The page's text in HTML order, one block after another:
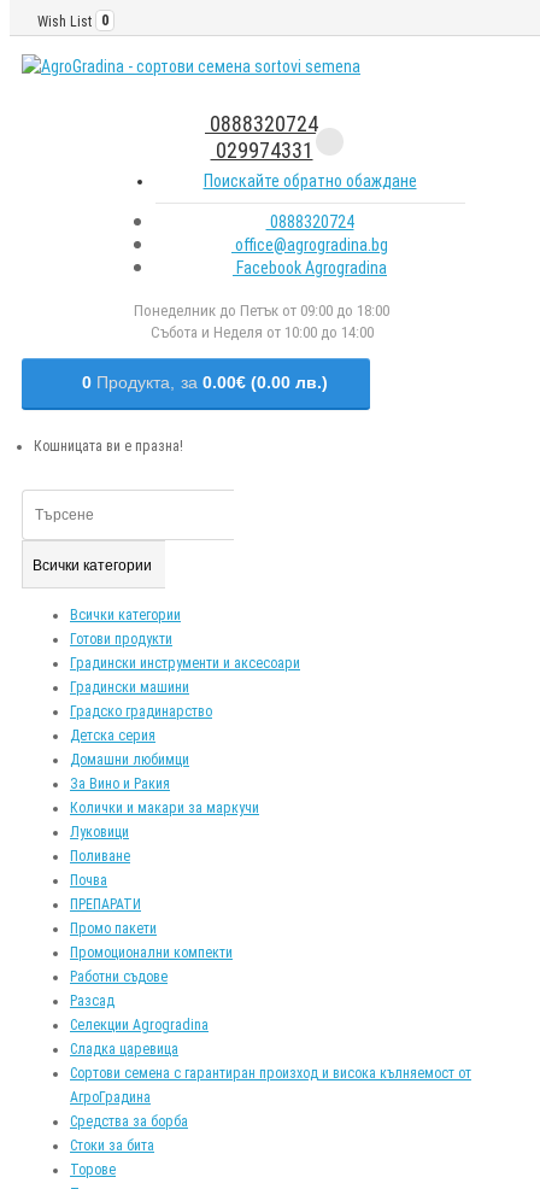
Wish List 0
0888320724
029974331
Поискайте обратно обаждане
0888320724
office@agrogradina.bg
Facebook Agrogradina
Понеделник до Петък от 09:00 до 18:00
Събота и Неделя от 10:00 до 14:00
0 Продукта, за 0.00€ (0.00 лв.)
Кошницата ви е празна!
Всички категории
Всички категории
Готови продукти
Градински инструменти и аксесоари
Градински машини
Градско градинарство
Детска серия
Домашни любимци
За Вино и Ракия
Колички и макари за маркучи
Луковици
Поливане
Почва
ПРЕПАРАТИ
Промо пакети
Промоционални компекти
Работни съдове
Разсад
Селекции Agrogradina
Сладка царевица
Сортови семена с гарантиран произход и висока кълняемост от
АгроГрадина
Средства за борба
Стоки за бита
Торове